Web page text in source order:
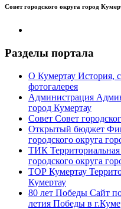
Совет городского округа город
Разделы портала
О Кумертау История,
фотогалерея
Администрация
город Кумертау
Совет Совет
Открытый бюджет
городского округа
ТИК
городского округа
ТОР Кумертау
Кумертау
80 лет Победы Сайт
летия Победы в